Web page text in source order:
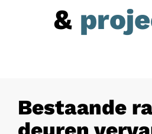
&
Bestaande